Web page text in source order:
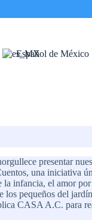
Español de México
presentar
una iniciativa
la infancia, el amor
los pequeños del
CASA A.C. para